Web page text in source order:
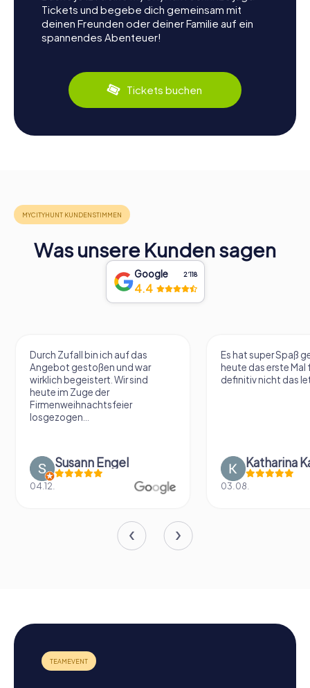
Tickets und begebe dich gemeinsam mit
deinen Freunden oder deiner Familie auf ein
spannendes Abenteuer!
Tickets buchen
Was unsere Kunden sagen
Google 2‘118
4.4
Durch Zufall bin ich auf das
Angebot gestoßen und war
wirklich begeistert. Wir sind
heute im Zuge der
Firmenweihnachtsfeier
losgezogen...
Susann Engel
04.12.
Es hat super Spaß
heute das erste Mal
definitiv nicht das
Katharina
03.08.